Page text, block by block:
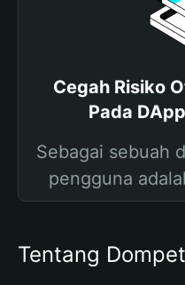
Cegah Risiko
Pada
Sebagai sebuah
pengguna
Tentang